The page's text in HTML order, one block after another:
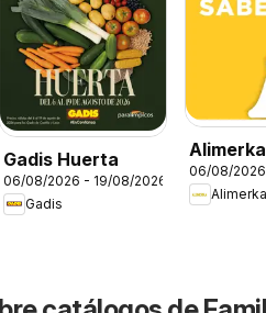
Gadis Huerta
06/08/2026 - 19/08/2026
Gadis
semana
06/08/2026
Alimerka